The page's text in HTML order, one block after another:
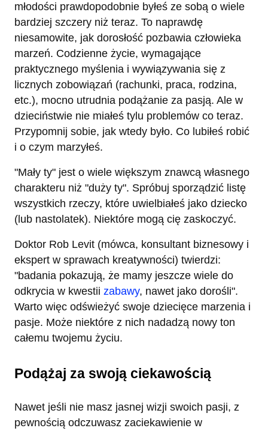
młodości prawdopodobnie byłeś ze sobą o wiele
bardziej szczery niż teraz. To naprawdę
niesamowite, jak dorosłość pozbawia człowieka
marzeń. Codzienne życie, wymagające
praktycznego myślenia i wywiązywania się z
licznych zobowiązań (rachunki, praca, rodzina,
etc.), mocno utrudnia podążanie za pasją. Ale w
dzieciństwie nie miałeś tylu problemów co teraz.
Przypomnij sobie, jak wtedy było. Co lubiłeś robić
i o czym marzyłeś.
"Mały ty" jest o wiele większym znawcą własnego
charakteru niż "duży ty". Spróbuj sporządzić listę
wszystkich rzeczy, które uwielbiałeś jako dziecko
(lub nastolatek). Niektóre mogą cię zaskoczyć.
Doktor Rob Levit (mówca, konsultant biznesowy i
ekspert w sprawach kreatywności) twierdzi:
"badania pokazują, że mamy jeszcze wiele do
odkrycia w kwestii zabawy, nawet jako dorośli".
Warto więc odświeżyć swoje dziecięce marzenia i
pasje. Może niektóre z nich nadadzą nowy ton
całemu twojemu życiu.
Podążaj za swoją ciekawością
Nawet jeśli nie masz jasnej wizji swoich pasji, z
pewnością odczuwasz zaciekawienie w